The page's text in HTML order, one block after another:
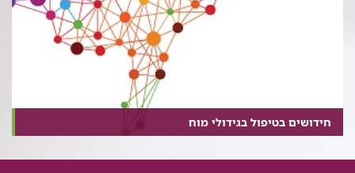
חידושים בטיפול בגידולי מוח